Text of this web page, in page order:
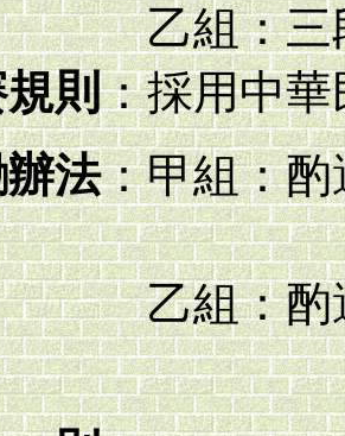
乙組：三
則：採用中
法：甲組：
乙組：酌